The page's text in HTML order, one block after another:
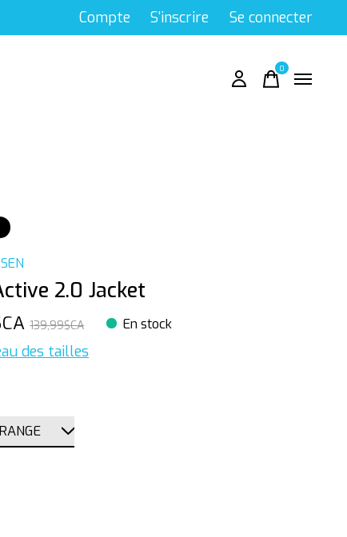
Compte S'inscrire Se connecter
0items
2.0 Jacket
139,99$CA En stock
des tailles